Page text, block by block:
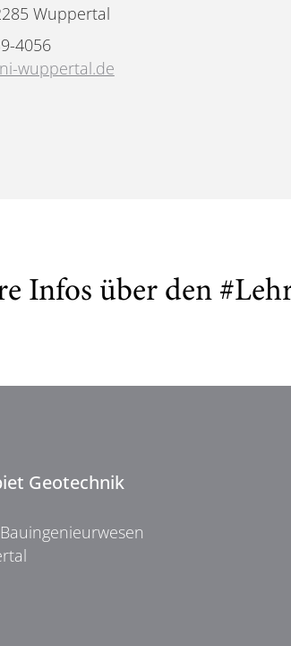
Wuppertal
4056
wuppertal.de
Infos über den
Geotechnik